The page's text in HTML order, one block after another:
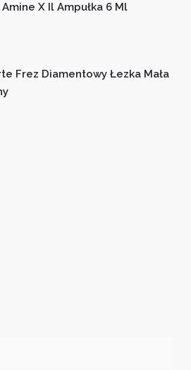
X Il Ampułka 6 Ml
Frez Diamentowy Łezka Mała